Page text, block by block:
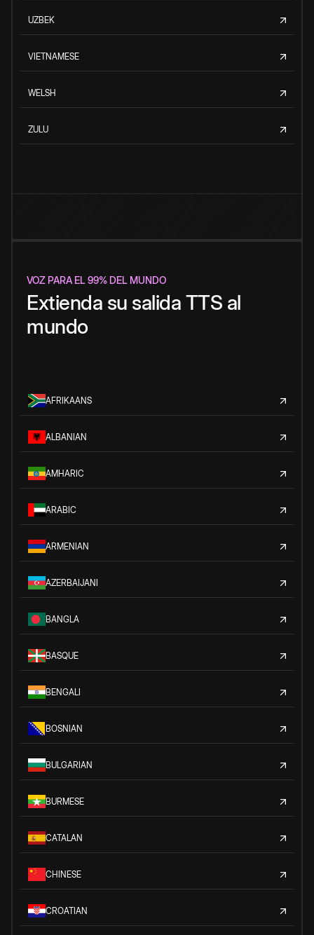
UZBEK
VIETNAMESE
WELSH
ZULU
VOZ PARA EL 99% DEL MUNDO
Extienda su salida TTS al
mundo
AFRIKAANS
ALBANIAN
AMHARIC
ARABIC
ARMENIAN
AZERBAIJANI
BANGLA
BASQUE
BENGALI
BOSNIAN
BULGARIAN
BURMESE
CATALAN
CHINESE
CROATIAN